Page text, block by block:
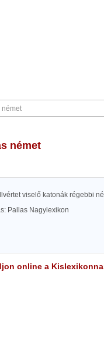
német
viselő katonák régebbi
Pallas Nagylexikon
online a